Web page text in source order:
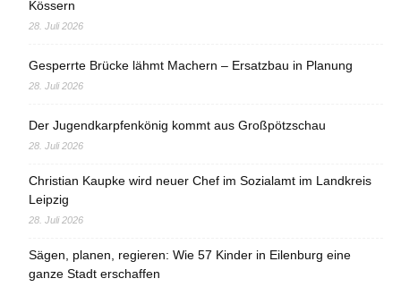
Kössern
28. Juli 2026
Gesperrte Brücke lähmt Machern – Ersatzbau in Planung
28. Juli 2026
Der Jugendkarpfenkönig kommt aus Großpötzschau
28. Juli 2026
Christian Kaupke wird neuer Chef im Sozialamt im Landkreis
Leipzig
28. Juli 2026
Sägen, planen, regieren: Wie 57 Kinder in Eilenburg eine
ganze Stadt erschaffen